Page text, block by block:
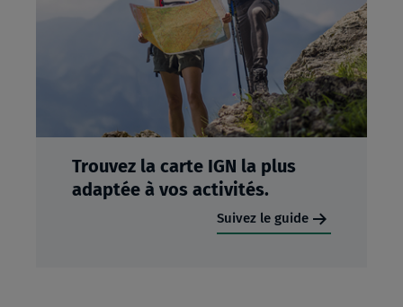
Trouvez la carte IGN la plus
adaptée à vos activités.
Suivez le guide